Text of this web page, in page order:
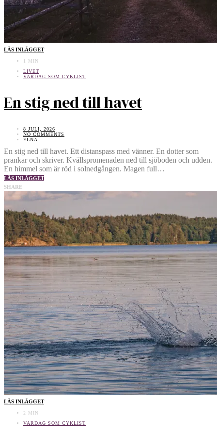
LÄS INLÄGGET
1 MIN
LIVET
VARDAG SOM CYKLIST
En stig ned till havet
8 JULI, 2026
NO COMMENTS
ELNA
En stig ned till havet. Ett distanspass med vänner. En dotter som
prankar och skriver. Kvällspromenaden ned till sjöboden och udden.
En himmel som är röd i solnedgången. Magen full…
LÄS INLÄGGET
SHARE
LÄS INLÄGGET
2 MIN
VARDAG SOM CYKLIST